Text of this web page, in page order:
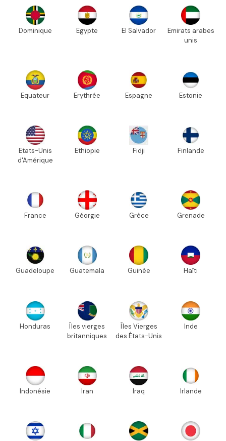
Dominique Egypte El Salvador
Emirats arabes
unis
Equateur Erythrée Espagne Estonie
Etats-Unis
d'Amérique
Ethiopie Fidji Finlande
France Géorgie Grèce Grenade
Guadeloupe Guatemala Guinée Haïti
Honduras
Îles vierges
britanniques
Îles Vierges
des États-Unis
Inde
Indonésie Iran Iraq Irlande